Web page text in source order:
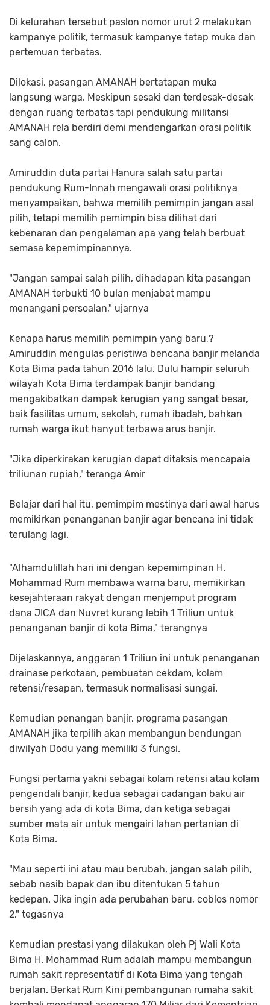
Di kelurahan tersebut paslon nomor urut 2 melakukan
kampanye politik, termasuk kampanye tatap muka dan
pertemuan terbatas.
Dilokasi, pasangan AMANAH bertatapan muka
langsung warga. Meskipun sesaki dan terdesak-desak
dengan ruang terbatas tapi pendukung militansi
AMANAH rela berdiri demi mendengarkan orasi politik
sang calon.
Amiruddin duta partai Hanura salah satu partai
pendukung Rum-Innah mengawali orasi politiknya
menyampaikan, bahwa memilih pemimpin jangan asal
pilih, tetapi memilih pemimpin bisa dilihat dari
kebenaran dan pengalaman apa yang telah berbuat
semasa kepemimpinannya.
"Jangan sampai salah pilih, dihadapan kita pasangan
AMANAH terbukti 10 bulan menjabat mampu
menangani persoalan," ujarnya
Kenapa harus memilih pemimpin yang baru,?
Amiruddin mengulas peristiwa bencana banjir melanda
Kota Bima pada tahun 2016 lalu. Dulu hampir seluruh
wilayah Kota Bima terdampak banjir bandang
mengakibatkan dampak kerugian yang sangat besar,
baik fasilitas umum, sekolah, rumah ibadah, bahkan
rumah warga ikut hanyut terbawa arus banjir.
"Jika diperkirakan kerugian dapat ditaksis mencapaia
triliunan rupiah," teranga Amir
Belajar dari hal itu, pemimpim mestinya dari awal harus
memikirkan penanganan banjir agar bencana ini tidak
terulang lagi.
"Alhamdulillah hari ini dengan kepemimpinan H.
Mohammad Rum membawa warna baru, memikirkan
kesejahteraan rakyat dengan menjemput program
dana JICA dan Nuvret kurang lebih 1 Triliun untuk
penanganan banjir di kota Bima," terangnya
Dijelaskannya, anggaran 1 Triliun ini untuk penanganan
drainase perkotaan, pembuatan cekdam, kolam
retensi/resapan, termasuk normalisasi sungai.
Kemudian penangan banjir, programa pasangan
AMANAH jika terpilih akan membangun bendungan
diwilyah Dodu yang memiliki 3 fungsi.
Fungsi pertama yakni sebagai kolam retensi atau kolam
pengendali banjir, kedua sebagai cadangan baku air
bersih yang ada di kota Bima, dan ketiga sebagai
sumber mata air untuk mengairi lahan pertanian di
Kota Bima.
"Mau seperti ini atau mau berubah, jangan salah pilih,
sebab nasib bapak dan ibu ditentukan 5 tahun
kedepan. Jika ingin ada perubahan baru, coblos nomor
2," tegasnya
Kemudian prestasi yang dilakukan oleh Pj Wali Kota
Bima H. Mohammad Rum adalah mampu membangun
rumah sakit representatif di Kota Bima yang tengah
berjalan. Berkat Rum Kini pembangunan rumaha sakit